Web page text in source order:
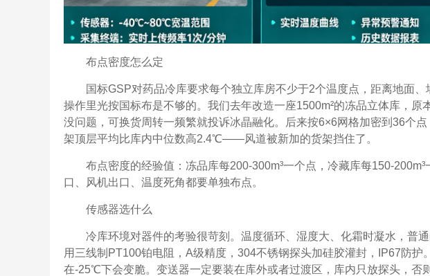
布点密度怎么定
国标GSP对药品冷库要求每个独立库房不少于2个温度点，距离地面
操作里光按国标布是不够的。我们去年改造一座1500m²的冻品立体库，
没问题，可换货周转一频繁就投诉冰晶融化。后来按6×6网格加密到36个
架顶层平均比库内中位数高2.4℃——风道被新加的货架挡住了。
布点密度的经验值：冻品库每200-300m³一个点，冷藏库每150-
口、风机出口、温度死角都要单独布点。
传感器选什么
冷库环境对器件的考验很苛刻。温度循环、湿度大、化霜时凝水，普
用三线制PT100铂电阻，A级精度，304不锈钢探头加硅胶灌封，IP67防
在-25℃下会变脆。变送器一定要装在库外或者过渡区，库内只放探头，否